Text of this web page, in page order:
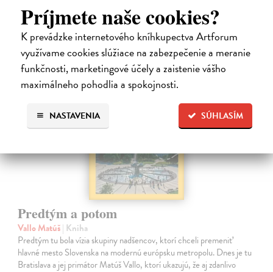
Príjmete naše cookies?
K prevádzke internetového kníhkupectva Artforum
využívame cookies slúžiace na zabezpečenie a meranie
funkčnosti, marketingové účely a zaistenie vášho
maximálneho pohodlia a spokojnosti.
SÚHLASÍM
NASTAVENIA
Ďalšie z kategórie architektúra
Predtým a potom
Vallo Matúš| Kniha
Predtým tu bola vízia skupiny nadšencov, ktorí chceli premeniť
hlavné mesto Slovenska na modernú európsku metropolu. Dnes je tu
Bratislava a jej primátor Matúš Vallo, ktorí ukazujú, že aj zdanlivo